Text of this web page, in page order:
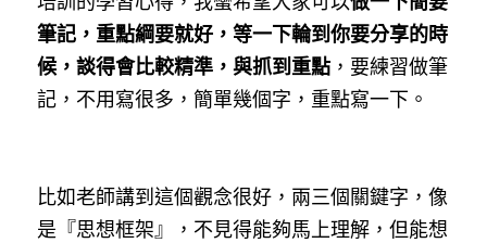
筆記，重點綱要就好，等一下輪到你要分享的時
候，談得會比較精準，與抓到重點 ，要練習做筆
記，不用寫很多，簡單幾個字，重點寫一下。
比如老師講到這個觀念很好，兩三個關鍵字，像
是『思想框架』，不見得能夠馬上理解，但能想